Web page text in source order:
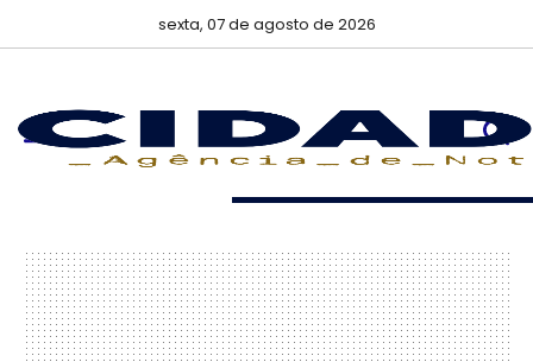
sexta, 07 de agosto de 2026